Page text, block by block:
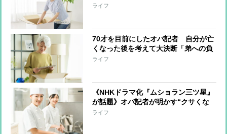
トに挑戦「私に肉体労働をする資格は
ライフ
70才を目前にしたオバ記者 自分が亡
くなった後を考えて大決断「弟への負
担は最小限にしたい」と“この世の荷
ライフ
《NHKドラマ化『ムショラン三ツ星』
が話題》オバ記者が明かす“クサくな
いメシ”を作る管理栄養士の話、そし
ライフ